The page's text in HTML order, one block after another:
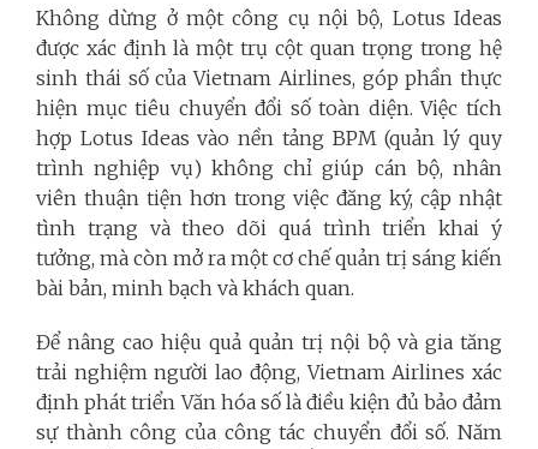
Không dừng ở một công cụ nội bộ, Lotus Ideas
được xác định là một trụ cột quan trọng trong hệ
sinh thái số của Vietnam Airlines, góp phần thực
hiện mục tiêu chuyển đổi số toàn diện. Việc tích
hợp Lotus Ideas vào nền tảng BPM (quản lý quy
trình nghiệp vụ) không chỉ giúp cán bộ, nhân
viên thuận tiện hơn trong việc đăng ký, cập nhật
tình trạng và theo dõi quá trình triển khai ý
tưởng, mà còn mở ra một cơ chế quản trị sáng kiến
bài bản, minh bạch và khách quan.
Để nâng cao hiệu quả quản trị nội bộ và gia tăng
trải nghiệm người lao động, Vietnam Airlines xác
định phát triển Văn hóa số là điều kiện đủ bảo đảm
sự thành công của công tác chuyển đổi số. Năm